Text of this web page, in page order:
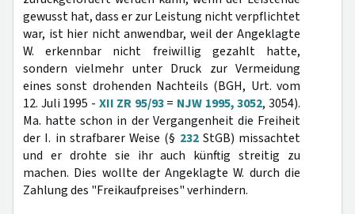
gewusst hat, dass er zur Leistung nicht verpflichtet
war, ist hier nicht anwendbar, weil der Angeklagte
W. erkennbar nicht freiwillig gezahlt hatte,
sondern vielmehr unter Druck zur Vermeidung
eines sonst drohenden Nachteils (BGH, Urt. vom
12. Juli 1995 - XII ZR 95/93= NJW 1995, 3052, 3054).
Ma. hatte schon in der Vergangenheit die Freiheit
der I. in strafbarer Weise (§ 232StGB) missachtet
und er drohte sie ihr auch künftig streitig zu
machen. Dies wollte der Angeklagte W. durch die
Zahlung des "Freikaufpreises" verhindern.